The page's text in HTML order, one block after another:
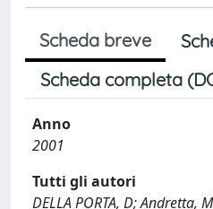
Scheda breve
Scheda completa
Anno
2001
Tutti gli autori
DELLA PORTA, D; Andretta,